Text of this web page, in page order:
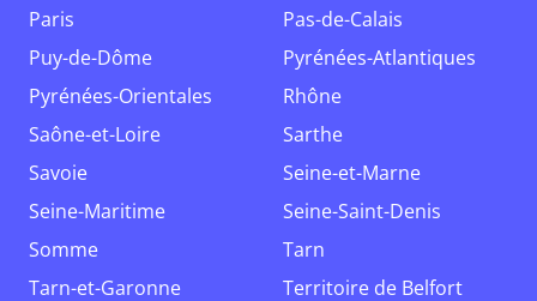
Paris
Pas-de-Calais
Puy-de-Dôme
Pyrénées-Atlantiques
Pyrénées-Orientales
Rhône
Saône-et-Loire
Sarthe
Savoie
Seine-et-Marne
Seine-Maritime
Seine-Saint-Denis
Somme
Tarn
Tarn-et-Garonne
Territoire de Belfort